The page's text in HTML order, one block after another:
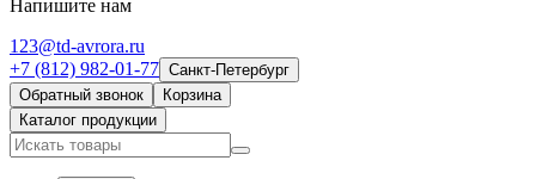
Напишите нам
123@td-avrora.ru
+7 (812) 982-01-77 Санкт-Петербург
Обратный звонок
Корзина
Каталог продукции